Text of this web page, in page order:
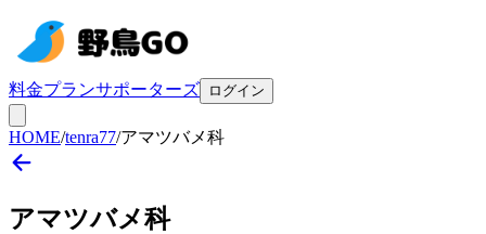
料金プランサポーターズ ログイン
HOME/tenra77/アマツバメ科
アマツバメ科